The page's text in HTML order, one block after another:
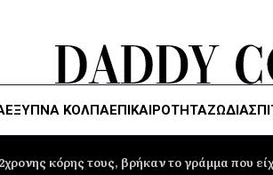
ΈΞΥΠΝΑ ΚΌΛΠΑΕΠΙΚΑΙΡΟΤΗΤΑΖΏΔΙΑ
κόρης τους, βρήκαν το γράμμα που